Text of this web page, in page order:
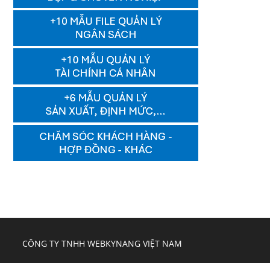
CÔNG TY TNHH WEBKYNANG VIỆT NAM